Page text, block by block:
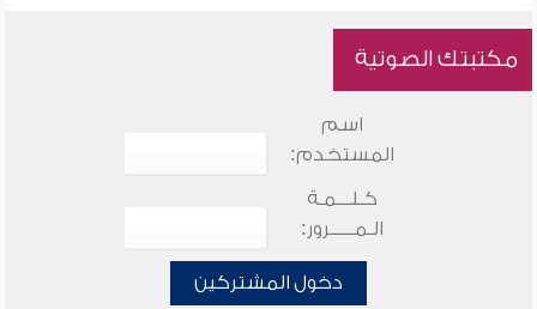
مكتبتك الصوتية
اسم
المستخدم:
كـلـــمـة
الـمـــــرور:
دخول المشتركين